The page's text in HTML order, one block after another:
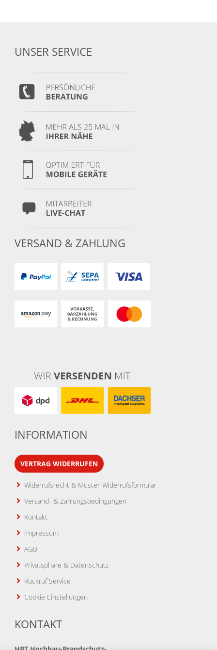
UNSER SERVICE
VERSAND & ZAHLUNG
INFORMATION
VERTRAG WIDERRUFEN
Widerrufsrecht & Muster-Widerrufsformular
Versand- & Zahlungsbedingungen
Kontakt
Impressum
AGB
Privatsphäre & Datenschutz
Rückruf Service
Cookie Einstellungen
KONTAKT